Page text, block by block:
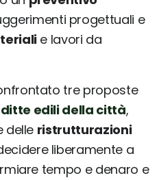
progettuali e
e lavori da
tre proposte
edili della città,
delle ristrutturazioni
liberamente a
tempo e denaro e